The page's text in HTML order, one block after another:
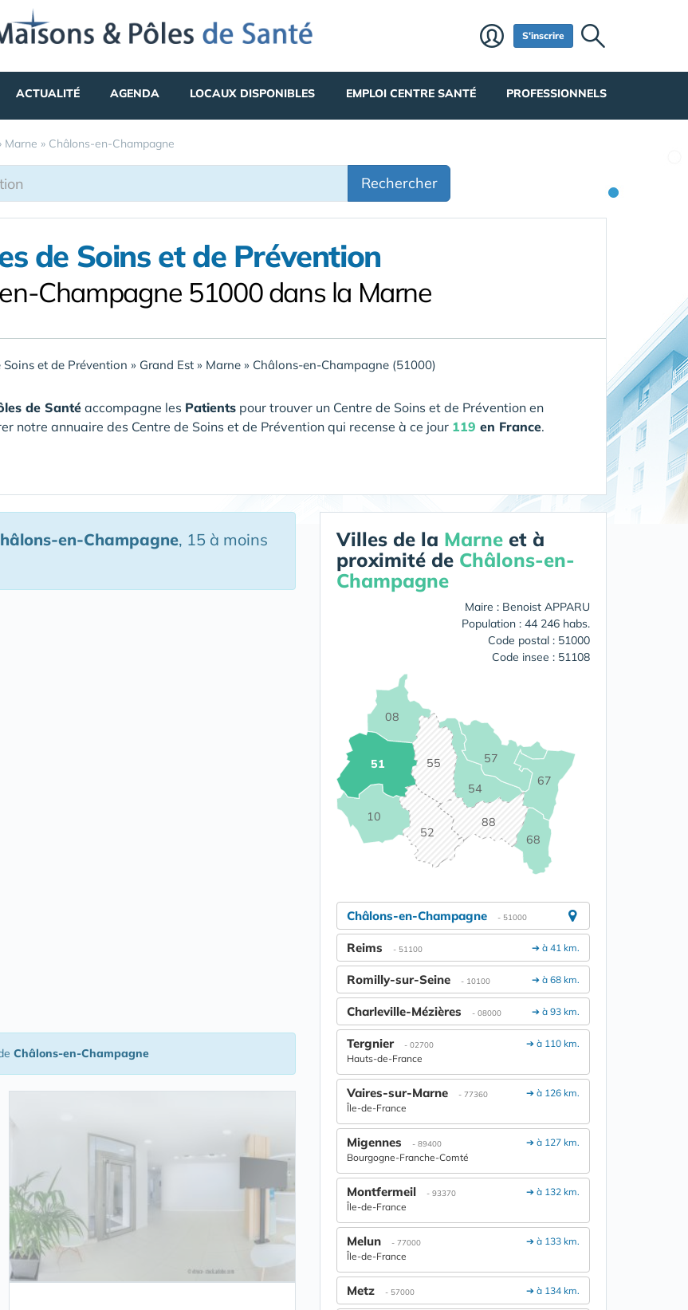
S'inscrire
ACTUALITÉ AGENDA LOCAUX DISPONIBLES EMPLOI CENTRE SANTÉ PROFESSIONNELS
Marne » Châlons-en-Champagne
Rechercher
de Soins et de Prévention
Champagne 51000 dans la Marne
Soins et de Prévention » Grand Est » Marne » Châlons-en-Champagne (51000)
de Santéaccompagne les Patients pour trouver un Centre de Soins et de Prévention en
notre annuaire des Centre de Soins et de Prévention qui recense à ce jour 119 en France.
en-Champagne, 15 à moins
Châlons-en-Champagne
Villes de la Marne et à
proximité de Châlons-en-
Champagne
Maire : Benoist APPARU
Population : 44 246 habs.
Code postal : 51000
Code insee : 51108
08
10
51
52
54
55 57
67
68
88
Châlons-en-Champagne - 51000
➔ à 41 km.
Reims - 51100
➔ à 68 km.
Romilly-sur-Seine - 10100
➔ à 93 km.
Charleville-Mézières - 08000
➔ à 110 km.
Tergnier - 02700
Hauts-de-France
➔ à 126 km.
Vaires-sur-Marne - 77360
Île-de-France
➔ à 127 km.
Migennes - 89400
Bourgogne-Franche-Comté
➔ à 132 km.
Montfermeil - 93370
Île-de-France
➔ à 133 km.
Melun - 77000
Île-de-France
➔ à 134 km.
Metz - 57000